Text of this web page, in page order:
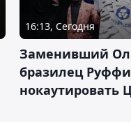
16:13, Сегодня
Заменивший
бразилец
нокаутировать